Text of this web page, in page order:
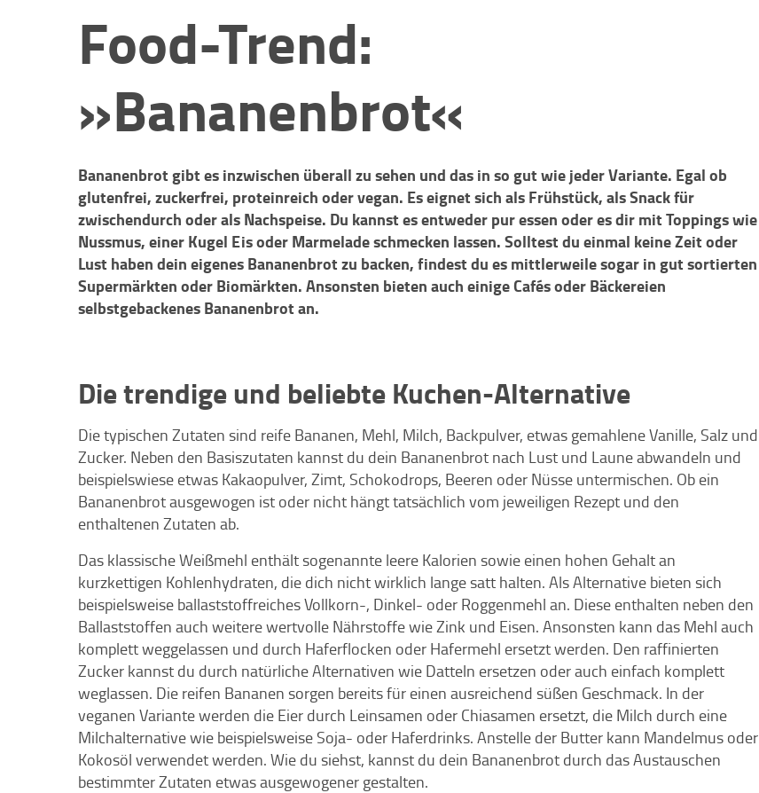
Food-Trend:
»Bananenbrot«
Bananenbrot gibt es inzwischen überall zu sehen und das in so gut wie jeder Variante. Egal ob
glutenfrei, zuckerfrei, proteinreich oder vegan. Es eignet sich als Frühstück, als Snack für
zwischendurch oder als Nachspeise. Du kannst es entweder pur essen oder es dir mit Toppings wie
Nussmus, einer Kugel Eis oder Marmelade schmecken lassen. Solltest du einmal keine Zeit oder
Lust haben dein eigenes Bananenbrot zu backen, findest du es mittlerweile sogar in gut sortierten
Supermärkten oder Biomärkten. Ansonsten bieten auch einige Cafés oder Bäckereien
selbstgebackenes Bananenbrot an.
Die trendige und beliebte Kuchen-Alternative
Die typischen Zutaten sind reife Bananen, Mehl, Milch, Backpulver, etwas gemahlene Vanille, Salz und
Zucker. Neben den Basiszutaten kannst du dein Bananenbrot nach Lust und Laune abwandeln und
beispielswiese etwas Kakaopulver, Zimt, Schokodrops, Beeren oder Nüsse untermischen. Ob ein
Bananenbrot ausgewogen ist oder nicht hängt tatsächlich vom jeweiligen Rezept und den
enthaltenen Zutaten ab.
Das klassische Weißmehl enthält sogenannte leere Kalorien sowie einen hohen Gehalt an
kurzkettigen Kohlenhydraten, die dich nicht wirklich lange satt halten. Als Alternative bieten sich
beispielsweise ballaststoffreiches Vollkorn-, Dinkel- oder Roggenmehl an. Diese enthalten neben den
Ballaststoffen auch weitere wertvolle Nährstoffe wie Zink und Eisen. Ansonsten kann das Mehl auch
komplett weggelassen und durch Haferflocken oder Hafermehl ersetzt werden. Den raffinierten
Zucker kannst du durch natürliche Alternativen wie Datteln ersetzen oder auch einfach komplett
weglassen. Die reifen Bananen sorgen bereits für einen ausreichend süßen Geschmack. In der
veganen Variante werden die Eier durch Leinsamen oder Chiasamen ersetzt, die Milch durch eine
Milchalternative wie beispielsweise Soja- oder Haferdrinks. Anstelle der Butter kann Mandelmus oder
Kokosöl verwendet werden. Wie du siehst, kannst du dein Bananenbrot durch das Austauschen
bestimmter Zutaten etwas ausgewogener gestalten.